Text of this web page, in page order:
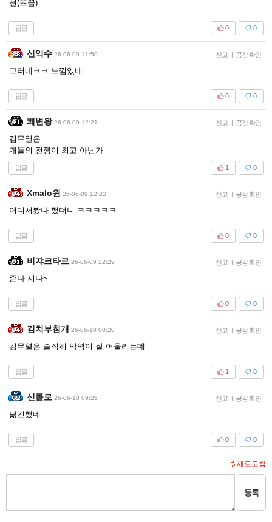
션(뜨끔)
답글 0
0
신익수 26-06-09 11:50 신고 | 공감 확인
그러네ㅋㅋ 느낌있네
답글 0
0
쾌변왕 26-06-09 12:21 신고 | 공감 확인
김무열은
개들의 전쟁이 최고 아닌가
답글 0
1
Xmalo윈 26-06-09 12:22 신고 | 공감 확인
어디서봤나 했더니 ㅋㅋㅋㅋㅋ
답글 0
0
비쟈크타르 26-06-09 22:29 신고 | 공감 확인
존나 시나~
답글 0
0
김치부침개 26-06-10 00:20 신고 | 공감 확인
김무열은 솔직히 악역이 잘 어울리는데
답글 0
1
신콜로 26-06-10 09:25 신고 | 공감 확인
닮긴했네
답글 0
0
새로고침
등록